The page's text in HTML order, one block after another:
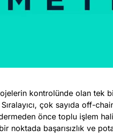
kontrolünde olan tek
çok sayıda off-
önce toplu işlem
noktada başarısızlık ve